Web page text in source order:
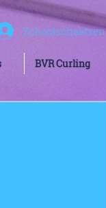
Schoolschaatsen
BVR Curling